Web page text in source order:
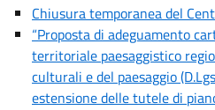
Chiusura temporanea del
“Proposta di adeguamento
territoriale paesaggistico
culturali e del paesaggio
estensione delle tutele di